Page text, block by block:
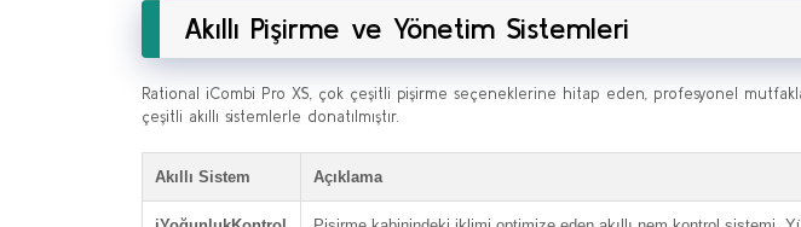
Akıllı Pişirme ve Yönetim Sistemleri
Rational iCombi Pro XS, çok çeşitli pişirme seçeneklerine hitap eden, profesyonel
çeşitli akıllı sistemlerle donatılmıştır.
Akıllı Sistem Açıklama